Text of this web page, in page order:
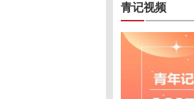
青记视频